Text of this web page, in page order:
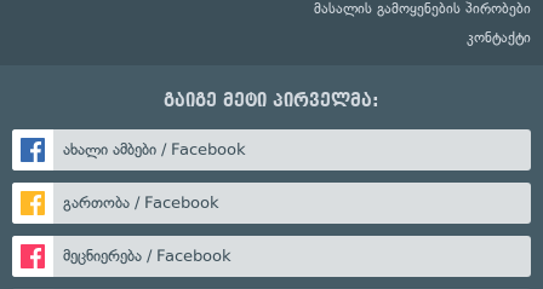
მასალის გამოყენების პირობები
კონტაქტი
გაიგე მეტი პირველმა:
ახალი ამბები / Facebook
გართობა / Facebook
მეცნიერება / Facebook